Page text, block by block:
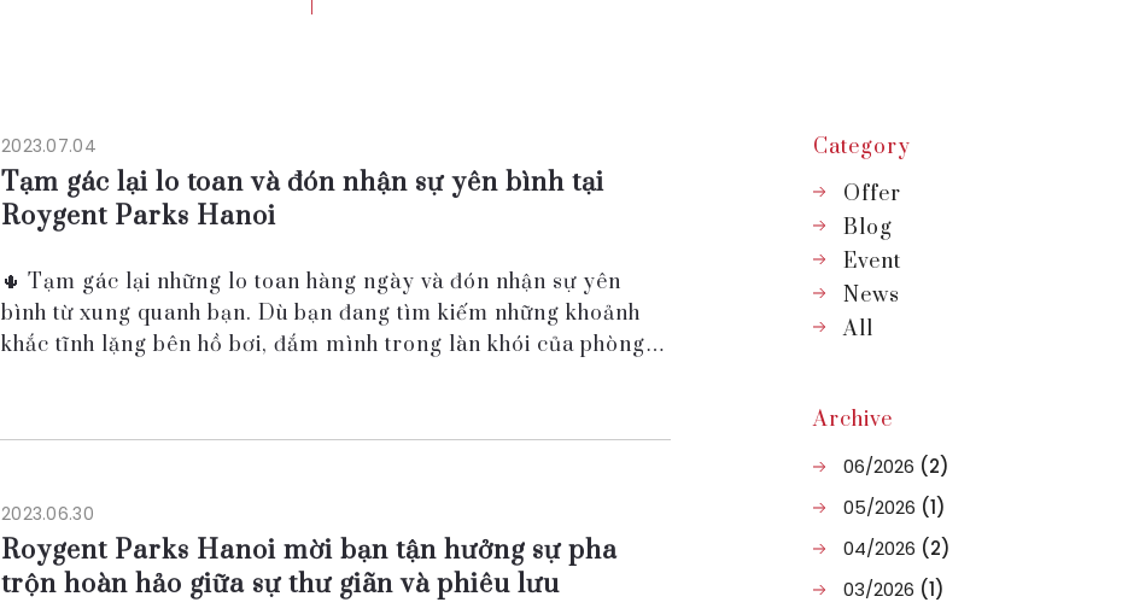
2023.07.04
Tạm gác lại lo toan và đón nhận sự yên bình tại
Roygent Parks Hanoi
🌵 Tạm gác lại những lo toan hàng ngày và đón nhận sự yên
bình từ xung quanh bạn. Dù bạn đang tìm kiếm những khoảnh
khắc tĩnh lặng bên hồ bơi, đắm mình trong làn khói của phòng
2023.06.30
Roygent Parks Hanoi mời bạn tận hưởng sự pha
trộn hoàn hảo giữa sự thư giãn và phiêu lưu
Category
Offer
Blog
Event
News
All
Archive
06/2026 (2)
05/2026 (1)
04/2026 (2)
03/2026 (1)